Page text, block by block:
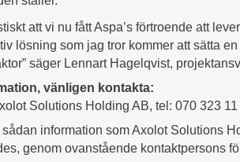
att vi nu fått Aspa’s förtroende att
lösning som jag tror kommer att sätta
säger Lennart Hagelqvist,
vänligen kontakta:
Solutions Holding AB, tel: 070 323 11
information som Axolot Solutions
genom ovanstående kontaktpersons